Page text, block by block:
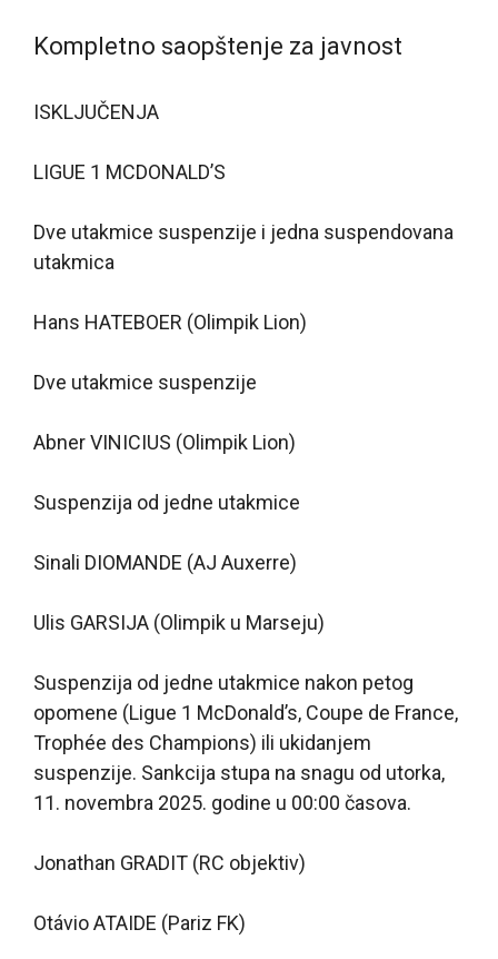
Kompletno saopštenje za javnost
ISKLJUČENJA
LIGUE 1 MCDONALD’S
Dve utakmice suspenzije i jedna suspendovana
utakmica
Hans HATEBOER (Olimpik Lion)
Dve utakmice suspenzije
Abner VINICIUS (Olimpik Lion)
Suspenzija od jedne utakmice
Sinali DIOMANDE (AJ Auxerre)
Ulis GARSIJA (Olimpik u Marseju)
Suspenzija od jedne utakmice nakon petog
opomene (Ligue 1 McDonald’s, Coupe de France,
Trophée des Champions) ili ukidanjem
suspenzije. Sankcija stupa na snagu od utorka,
11. novembra 2025. godine u 00:00 časova.
Jonathan GRADIT (RC objektiv)
Otávio ATAIDE (Pariz FK)